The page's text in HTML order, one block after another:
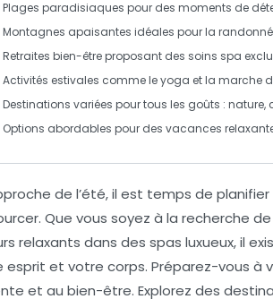
Plages paradisiaques pour des moments de
Montagnes apaisantes idéales pour la
Retraites bien-êtreproposant des soins spa
Activités estivales comme le yoga et la marche
Destinations variées pour tous les goûts : nature,
Options abordables pour des vacances
de l’été, il est temps de
. Que vous soyez à la recherche de
relaxants dans des spas luxueux, il
esprit et votre corps. Préparez-vous à
et au bien-être. Explorez des